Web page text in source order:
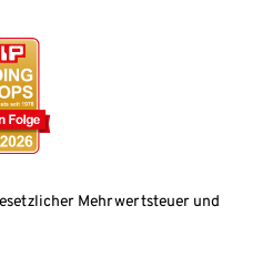
Mehrwertsteuer und